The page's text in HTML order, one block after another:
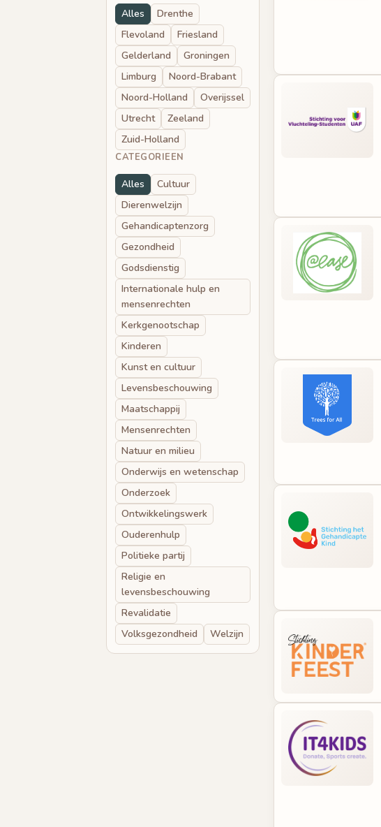
Alles
Drenthe
Flevoland
Friesland
Gelderland
Groningen
Limburg
Noord-Brabant
Noord-Holland
Overijssel
Utrecht
Zeeland
Zuid-Holland
CATEGORIEEN
Alles
Cultuur
Dierenwelzijn
Gehandicaptenzorg
Gezondheid
Godsdienstig
Internationale hulp en
mensenrechten
Kerkgenootschap
Kinderen
Kunst en cultuur
Levensbeschouwing
Maatschappij
Mensenrechten
Natuur en milieu
Onderwijs en wetenschap
Onderzoek
Ontwikkelingswerk
Ouderenhulp
Politieke partij
Religie en
levensbeschouwing
Revalidatie
Volksgezondheid
Welzijn